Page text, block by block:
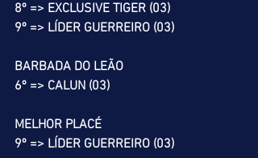
8º => EXCLUSIVE TIGER (03)
9º => LÍDER GUERREIRO (03)
BARBADA DO LEÃO
6º => CALUN (03)
MELHOR PLACÉ
9º => LÍDER GUERREIRO (03)